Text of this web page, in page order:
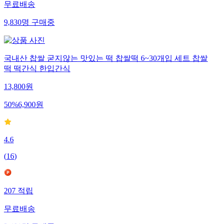
무료배송
9,830명구매중
국내산 찹쌀 굳지않는 맛있는 떡 찹쌀떡 6~30개입 세트 찹쌀
떡 떡간식 한입간식
13,800원
50%6,900원
4.6
(16)
207적립
무료배송